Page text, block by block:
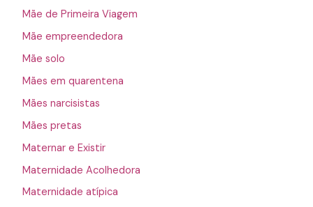
Mãe de Primeira Viagem
Mãe empreendedora
Mãe solo
Mães em quarentena
Mães narcisistas
Mães pretas
Maternar e Existir
Maternidade Acolhedora
Maternidade atípica